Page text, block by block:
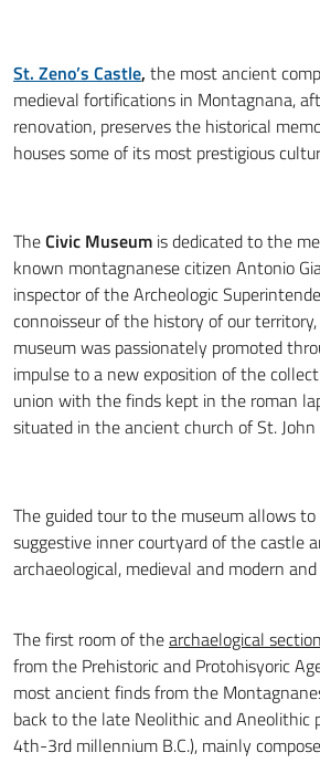
St. Zeno’s Castle, the most ancient
medieval fortifications in Montagnana,
renovation, preserves the historical
houses some of its most prestigious
TheCivic Museum is dedicated to the
known montagnanese citizen Antonio
inspector of the Archeologic
connoisseur of the history of our
museum was passionately promoted
impulse to a new exposition of the
union with the finds kept in the roman
situated in the ancient church of St.
The guided tour to the museum allows
suggestive inner courtyard of the castle
archaeological, medieval and modern
The first room of thearchaelogical section
from the Prehistoric and Protohisyoric
most ancient finds from the
back to the late Neolithic and Aneolithic
4th-3rd millennium B.C.), mainly